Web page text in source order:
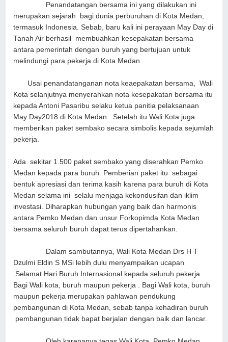
Penandatangan bersama ini yang dilakukan ini
merupakan sejarah bagi dunia perburuhan di Kota Medan,
termasuk Indonesia. Sebab, baru kali ini perayaan May Day di
Tanah Air berhasil membuahkan kesepakatan bersama
antara pemerintah dengan buruh yang bertujuan untuk
melindungi para pekerja di Kota Medan.
Usai penandatanganan nota keaepakatan bersama, Wali
Kota selanjutnya menyerahkan nota kesepakatan bersama itu
kepada Antoni Pasaribu selaku ketua panitia pelaksanaan
May Day2018 di Kota Medan. Setelah itu Wali Kota juga
memberikan paket sembako secara simbolis kepada sejumlah
pekerja.
Ada sekitar 1.500 paket sembako yang diserahkan Pemko
Medan kepada para buruh. Pemberian paket itu sebagai
bentuk apresiasi dan terima kasih karena para buruh di Kota
Medan selama ini selalu menjaga kekondusifan dan iklim
investasi. Diharapkan hubungan yang baik dan harmonis
antara Pemko Medan dan unsur Forkopimda Kota Medan
bersama seluruh buruh dapat terus dipertahankan.
Dalam sambutannya, Wali Kota Medan Drs H T
Dzulmi Eldin S MSi lebih dulu menyampaikan ucapan
Selamat Hari Buruh Internasional kepada seluruh pekerja.
Bagi Wali kota, buruh maupun pekerja . Bagi Wali kota, buruh
maupun pekerja merupakan pahlawan pendukung
pembangunan di Kota Medan, sebab tanpa kehadiran buruh
pembangunan tidak bapat berjalan dengan baik dan lancar.